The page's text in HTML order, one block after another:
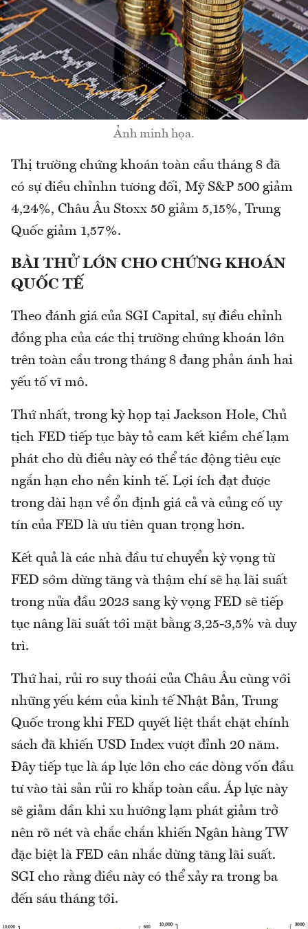
Ảnh minh họa.
Thị trường chứng khoán toàn cầu tháng 8 đã
có sự điều chỉnhn tương đối, Mỹ S&P 500 giảm
4,24%, Châu Âu Stoxx 50 giảm 5,15%, Trung
Quốc giảm 1,57%.
BÀI THỬ LỚN CHO CHỨNG KHOÁN
QUỐC TẾ
Theo đánh giá của SGI Capital, sự điều chỉnh
đồng pha của các thị trường chứng khoán lớn
trên toàn cầu trong tháng 8 đang phản ánh hai
yếu tố vĩ mô.
Thứ nhất, trong kỳ họp tại Jackson Hole, Chủ
tịch FED tiếp tục bày tỏ cam kết kiềm chế lạm
phát cho dù điều này có thể tác động tiêu cực
ngắn hạn cho nền kinh tế. Lợi ích đạt được
trong dài hạn về ổn định giá cả và củng cố uy
tín của FED là ưu tiên quan trọng hơn.
Kết quả là các nhà đầu tư chuyển kỳ vọng từ
FED sớm dừng tăng và thậm chí sẽ hạ lãi suất
trong nửa đầu 2023 sang kỳ vọng FED sẽ tiếp
tục nâng lãi suất tới mặt bằng 3,25-3,5% và duy
trì.
Thứ hai, rủi ro suy thoái của Châu Âu cùng với
những yếu kém của kinh tế Nhật Bản, Trung
Quốc trong khi FED quyết liệt thắt chặt chính
sách đã khiến USD Index vượt đỉnh 20 năm.
Đây tiếp tục là áp lực lớn cho các dòng vốn đầu
tư vào tài sản rủi ro khắp toàn cầu. Áp lực này
sẽ giảm dần khi xu hướng lạm phát giảm trở
nên rõ nét và chắc chắn khiến Ngân hàng TW
đặc biệt là FED cân nhắc dừng tăng lãi suất.
SGI cho rằng điều này có thể xảy ra trong ba
đến sáu tháng tới.